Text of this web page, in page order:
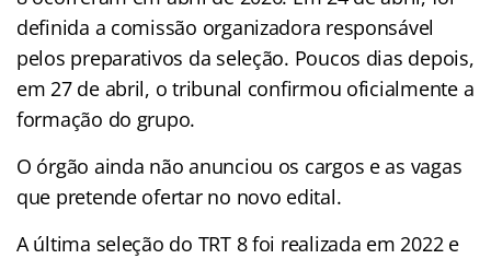
definida a comissão organizadora responsável
pelos preparativos da seleção. Poucos dias depois,
em 27 de abril, o tribunal confirmou oficialmente a
formação do grupo.
O órgão ainda não anunciou os cargos e as vagas
que pretende ofertar no novo edital.
A última seleção do TRT 8 foi realizada em 2022 e